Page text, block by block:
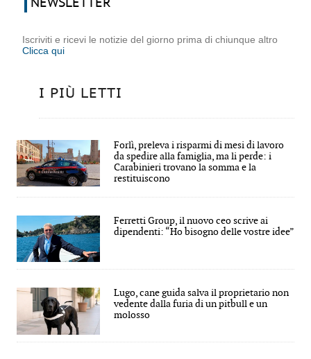
NEWSLETTER
Iscriviti e ricevi le notizie del giorno prima di chiunque altro
Clicca qui
I PIÙ LETTI
Forlì, preleva i risparmi di mesi di lavoro
da spedire alla famiglia, ma li perde: i
Carabinieri trovano la somma e la
restituiscono
Ferretti Group, il nuovo ceo scrive ai
dipendenti: “Ho bisogno delle vostre idee”
Lugo, cane guida salva il proprietario non
vedente dalla furia di un pitbull e un
molosso